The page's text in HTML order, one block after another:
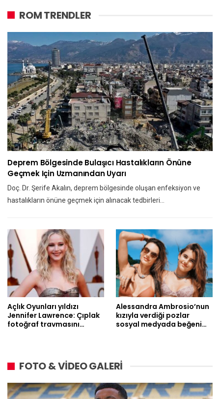
ROM TRENDLER
Deprem Bölgesinde Bulaşıcı Hastalıkların Önüne
Geçmek Için Uzmanından Uyarı
Doç. Dr. Şerife Akalın, deprem bölgesinde oluşan enfeksiyon ve
hastalıkların önüne geçmek için alınacak tedbirleri…
Açlık Oyunları yıldızı
Jennifer Lawrence: Çıplak
fotoğraf travmasını…
Alessandra Ambrosio’nun
kızıyla verdiği pozlar
sosyal medyada beğeni…
FOTO & VİDEO GALERİ